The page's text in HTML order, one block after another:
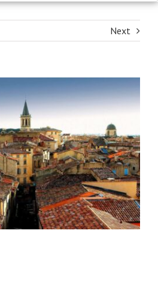
Next